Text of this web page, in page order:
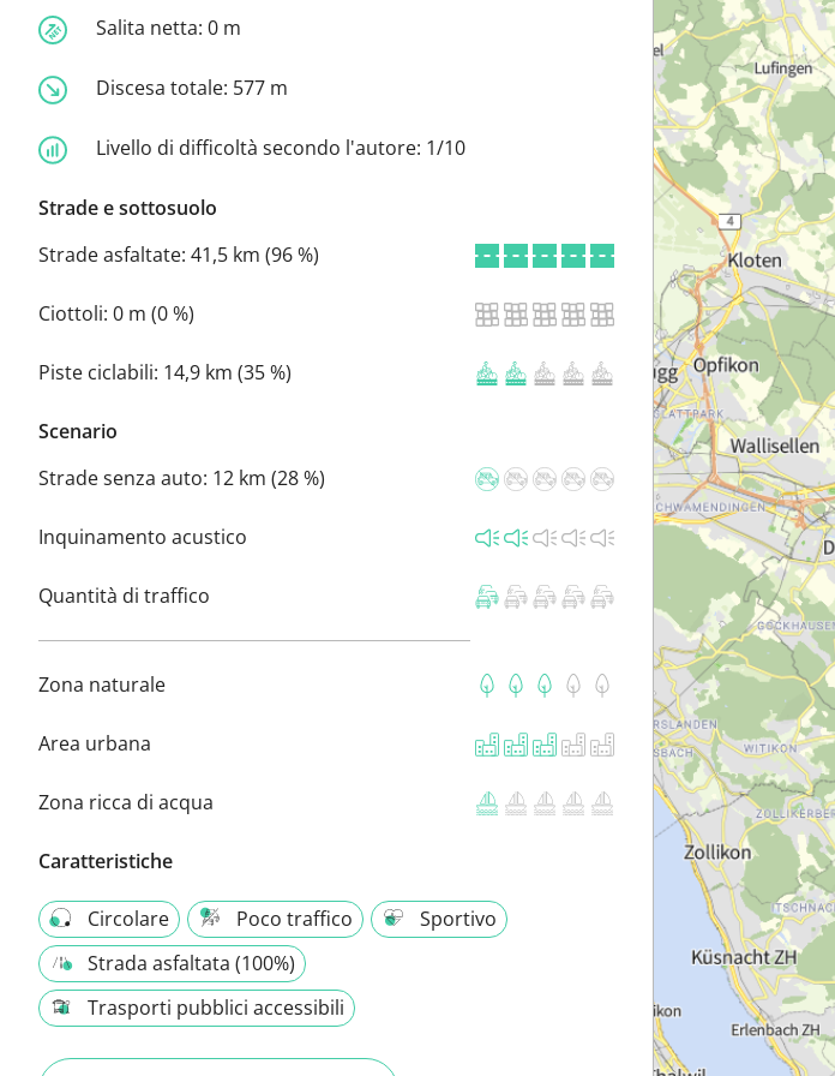
Salita netta: 0 m
Discesa totale: 577 m
Livello di difficoltà secondo l'autore: 1/10
Strade e sottosuolo
Strade asfaltate: 41,5 km (96 %)
Ciottoli: 0 m (0 %)
Piste ciclabili: 14,9 km (35 %)
Scenario
Strade senza auto: 12 km (28 %)
Inquinamento acustico
Quantità di traffico
Zona naturale
Area urbana
Zona ricca di acqua
Caratteristiche
Circolare Poco traffico
Sportivo
Strada asfaltata (100%)
Trasporti pubblici accessibili